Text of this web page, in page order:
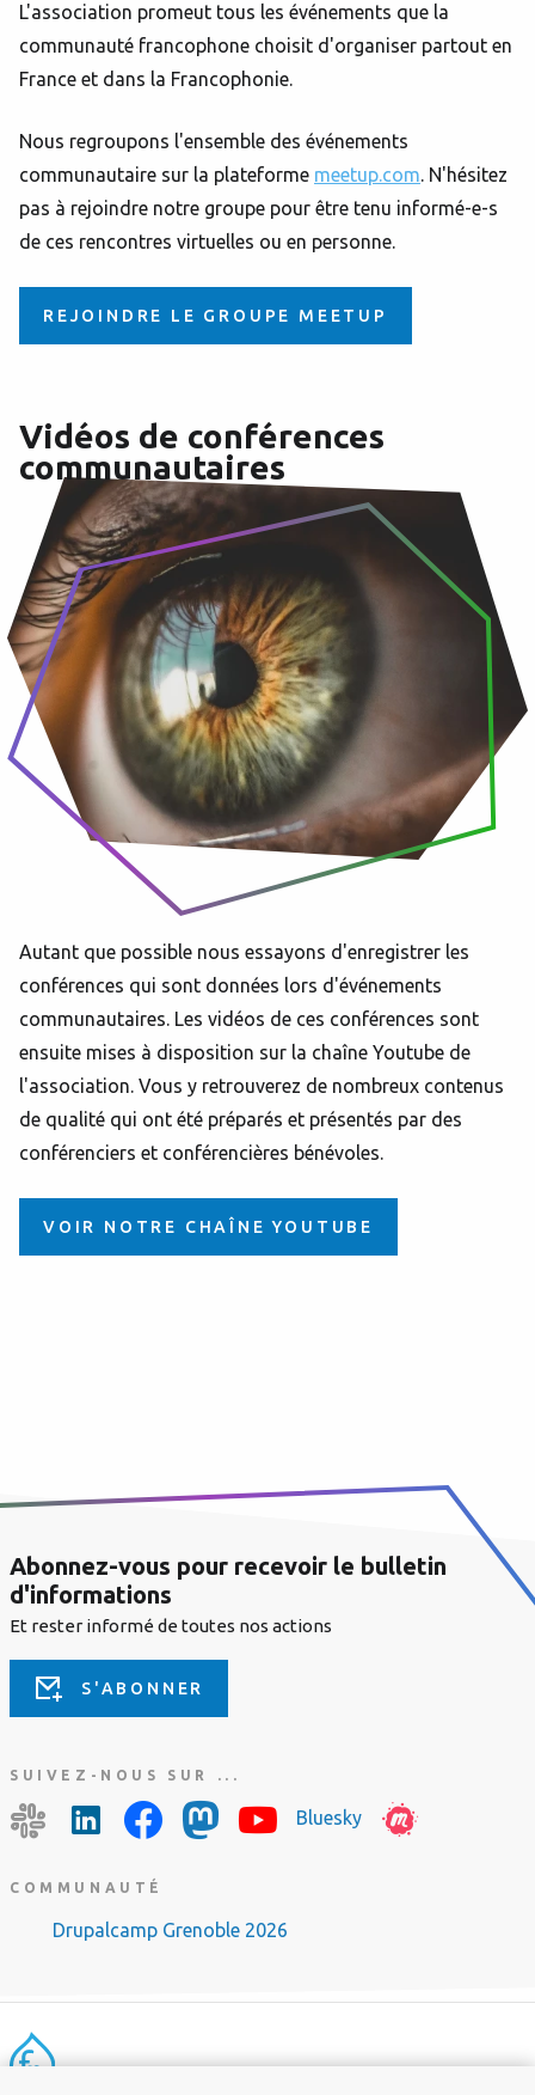
L'association promeut tous les événements que la
communauté francophone choisit d'organiser partout en
France et dans la Francophonie.
Nous regroupons l'ensemble des événements
communautaire sur la plateforme meetup.com. N'hésitez
pas à rejoindre notre groupe pour être tenu informé-e-s
de ces rencontres virtuelles ou en personne.
REJOINDRE LE GROUPE MEETUP
Vidéos de conférences
communautaires
Autant que possible nous essayons d'enregistrer les
conférences qui sont données lors d'événements
communautaires. Les vidéos de ces conférences sont
ensuite mises à disposition sur la chaîne Youtube de
l'association. Vous y retrouverez de nombreux contenus
de qualité qui ont été préparés et présentés par des
conférenciers et conférencières bénévoles.
VOIR NOTRE CHAÎNE YOUTUBE
Abonnez-vous pour recevoir le bulletin
d'informations
Et rester informé de toutes nos actions
S'ABONNER
SUIVEZ-NOUS SUR ...
Bluesky
COMMUNAUTÉ
Drupalcamp Grenoble 2026